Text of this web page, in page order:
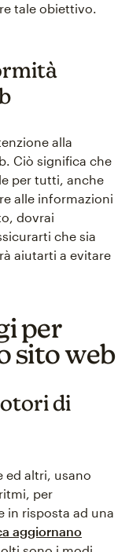
tale obiettivo.
alla
Ciò significa che
per tutti, anche
alle informazioni
dovrai
che sia
aiutarti a evitare
per
sito web
di
ed altri, usano
per
in risposta ad una
aggiornano